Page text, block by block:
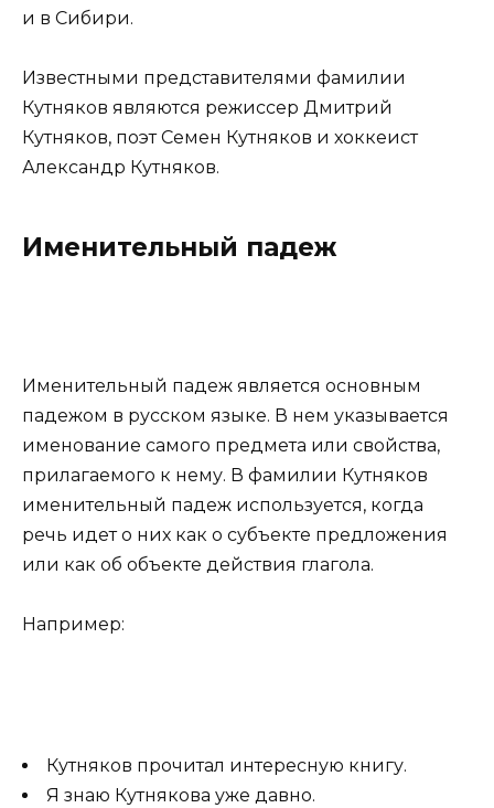
и в Сибири.
Известными представителями фамилии
Кутняков являются режиссер Дмитрий
Кутняков, поэт Семен Кутняков и хоккеист
Александр Кутняков.
Именительный падеж
Именительный падеж является основным
падежом в русском языке. В нем указывается
именование самого предмета или свойства,
прилагаемого к нему. В фамилии Кутняков
именительный падеж используется, когда
речь идет о них как о субъекте предложения
или как об объекте действия глагола.
Например:
Кутняков прочитал интересную книгу.
Я знаю Кутнякова уже давно.